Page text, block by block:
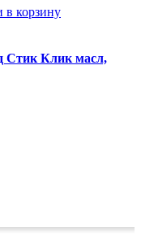
в корзину
Стик Клик масл,